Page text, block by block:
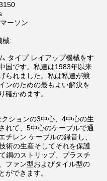
ーソン
械:
タイプ レイアップ機械をす
国です。私達は1983年以来
られました。私は私達が競
ンのための最もよい解決を
確かめます。
ションの3中心、4中心の生
れて、5中心のケーブルで通
チレン ケーブルの録音し、
術の生産そしてそれを保護
銅のストリップ、プラスチ
ファン型およびタイル型の
ができます。